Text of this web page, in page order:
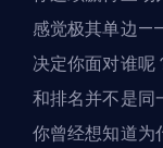
感觉极其单边
决定你面对谁呢
和排名并不是同
你曾经想知道为